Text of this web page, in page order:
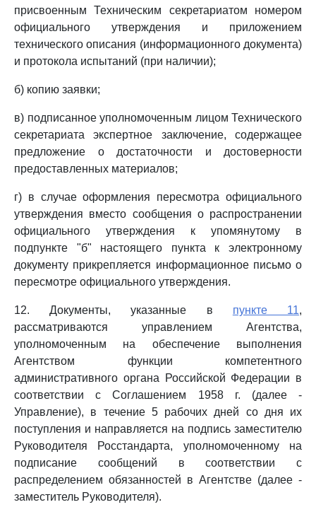
присвоенным Техническим секретариатом номером
официального утверждения и приложением
технического описания (информационного документа)
и протокола испытаний (при наличии);
б) копию заявки;
в) подписанное уполномоченным лицом Технического
секретариата экспертное заключение, содержащее
предложение о достаточности и достоверности
предоставленных материалов;
г) в случае оформления пересмотра официального
утверждения вместо сообщения о распространении
официального утверждения к упомянутому в
подпункте "б" настоящего пункта к электронному
документу прикрепляется информационное письмо о
пересмотре официального утверждения.
12. Документы, указанные в пункте 11,
рассматриваются управлением Агентства,
уполномоченным на обеспечение выполнения
Агентством функции компетентного
административного органа Российской Федерации в
соответствии с Соглашением 1958 г. (далее -
Управление), в течение 5 рабочих дней со дня их
поступления и направляется на подпись заместителю
Руководителя Росстандарта, уполномоченному на
подписание сообщений в соответствии с
распределением обязанностей в Агентстве (далее -
заместитель Руководителя).